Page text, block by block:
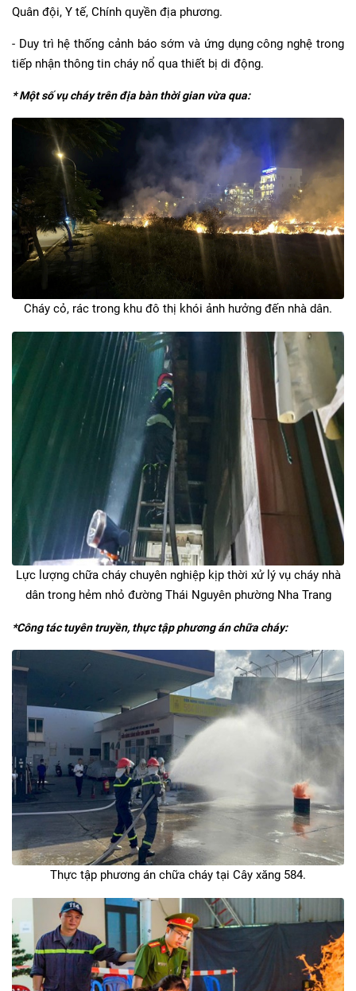
Quân đội, Y tế, Chính quyền địa phương.
- Duy trì hệ thống cảnh báo sớm và ứng dụng công nghệ trong
tiếp nhận thông tin cháy nổ qua thiết bị di động.
* Một số vụ cháy trên địa bàn thời gian vừa qua:
Cháy cỏ, rác trong khu đô thị khói ảnh hưởng đến nhà dân.
Lực lượng chữa cháy chuyên nghiệp kịp thời xử lý vụ cháy nhà
dân trong hẻm nhỏ đường Thái Nguyên phường Nha Trang
*Công tác tuyên truyền, thực tập phương án chữa cháy:
Thực tập phương án chữa cháy tại Cây xăng 584.